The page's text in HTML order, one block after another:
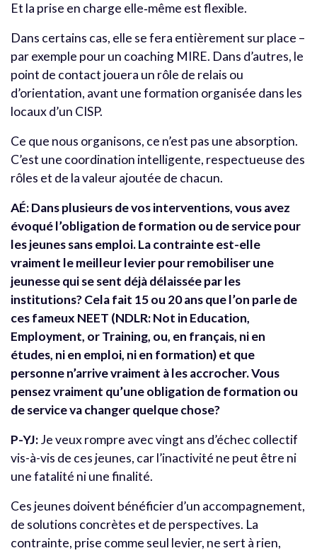
Et la prise en charge elle‑même est flexible.
Dans certains cas, elle se fera entièrement sur place –
par exemple pour un coaching MIRE. Dans d’autres, le
point de contact jouera un rôle de relais ou
d’orientation, avant une formation organisée dans les
locaux d’un CISP.
Ce que nous organisons, ce n’est pas une absorption.
C’est une coordination intelligente, respectueuse des
rôles et de la valeur ajoutée de chacun.
AÉ: Dans plusieurs de vos interventions, vous avez
évoqué l’obligation de formation ou de service pour
les jeunes sans emploi. La contrainte est-elle
vraiment le meilleur levier pour remobiliser une
jeunesse qui se sent déjà délaissée par les
institutions? Cela fait 15 ou 20 ans que l’on parle de
ces fameux NEET (NDLR: Not in Education,
Employment, or Training, ou, en français, ni en
études, ni en emploi, ni en formation)et que
personne n’arrive vraiment à les accrocher. Vous
pensez vraiment qu’une obligation de formation ou
de service va changer quelque chose?
P-YJ:Je veux rompre avec vingt ans d’échec collectif
vis-à-vis de ces jeunes, car l’inactivité ne peut être ni
une fatalité ni une finalité.
Ces jeunes doivent bénéficier d’un accompagnement,
de solutions concrètes et de perspectives. La
contrainte, prise comme seul levier, ne sert à rien,